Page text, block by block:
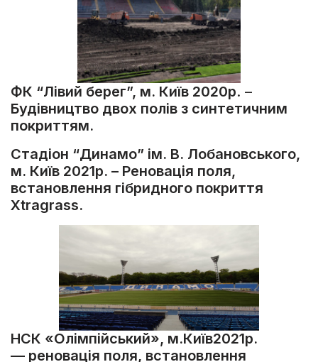
ФК “Лівий берег”, м. Київ 2020р. –
Будівництво двох полів з синтетичним
покриттям.
Стадіон “Динамо” ім. В. Лобановського,
м. Київ 2021р. – Реновація поля,
встановлення гібридного покриття
Xtragrass.
НСК «Олімпійський», м.Київ2021р.
— реновація поля, встановлення